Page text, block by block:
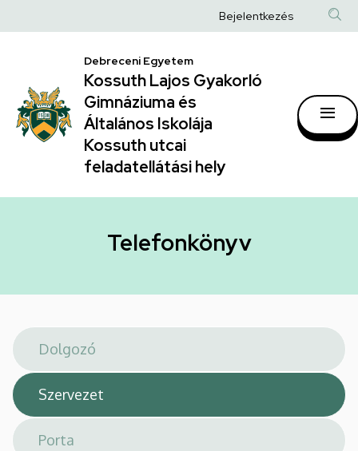
|
Kossuth
Lajos
Gyakorló
Gimnáziuma
Általános
hely
a
Anonim
fiók
Bejelentkezés
Debreceni Egyetem
Kossuth Lajos Gyakorló
Gimnáziuma és
Általános Iskolája
Kossuth utcai
feladatellátási hely
Telefonkönyv